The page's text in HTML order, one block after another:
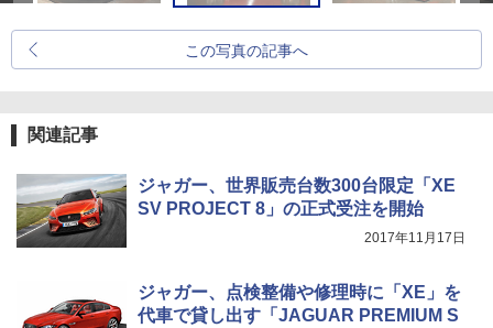
この写真の記事へ
関連記事
ジャガー、世界販売台数300台限定「XE
SV PROJECT 8」の正式受注を開始
2017年11月17日
ジャガー、点検整備や修理時に「XE」を
代車で貸し出す「JAGUAR PREMIUM S